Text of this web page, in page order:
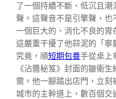
了一個持續不斷、低沉且
聲。這聲音不是引擎聲，
一個巨大的、消化不良的胃
這嚴重干擾了他蒜泥的「寧
究竟，順短期包養手從桌上
《沾醬秘笈》封面的皺衛
需。他一腳踏出店門，立
城市的主幹道上，數百個交